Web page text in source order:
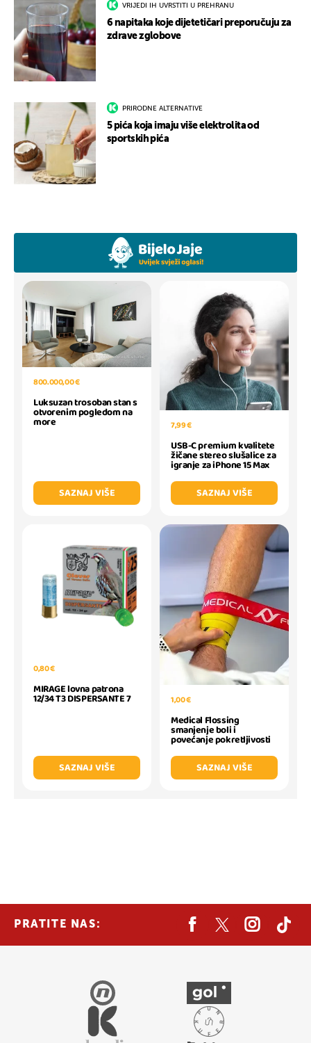
VRIJEDI IH UVRSTITI U PREHRANU
6 napitaka koje dijetetičari preporučuju za
zdrave zglobove
PRIRODNE ALTERNATIVE
5 pića koja imaju više elektrolita od
sportskih pića
800.000,00 €
Luksuzan trosoban stan s
otvorenim pogledom na
more
SAZNAJ VIŠE
7,99 €
USB-C premium kvalitete
žičane stereo slušalice za
igranje za iPhone 15 Max
SAZNAJ VIŠE
0,80 €
MIRAGE lovna patrona
12/34 T3 DISPERSANTE 7
SAZNAJ VIŠE
1,00 €
Medical Flossing
smanjenje boli i
povećanje pokretljivosti
SAZNAJ VIŠE
PRATITE NAS: